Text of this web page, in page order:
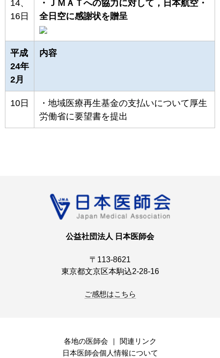
14、
16日
・ＪＭＡＴへの協力に対して，日本航空・
全日空に感謝状を贈呈
平成
24年
2月
内容
10日
・地域医療再生基金の支払いについて厚生
労働省に要望書を提出
公益社団法人 日本医師会
〒113-8621
東京都文京区本駒込2-28-16
ご感想はこちら
各地の医師会
関連リンク
日本医師会個人情報について